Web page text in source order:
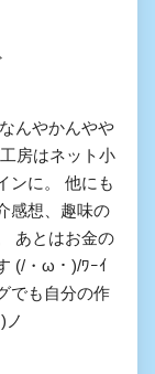
んやかんやや
房はネット小
ンに。 他にも
感想、趣味の
あとはお金の
(/・ω・)/ﾜｰｲ
でも自分の作
ノ